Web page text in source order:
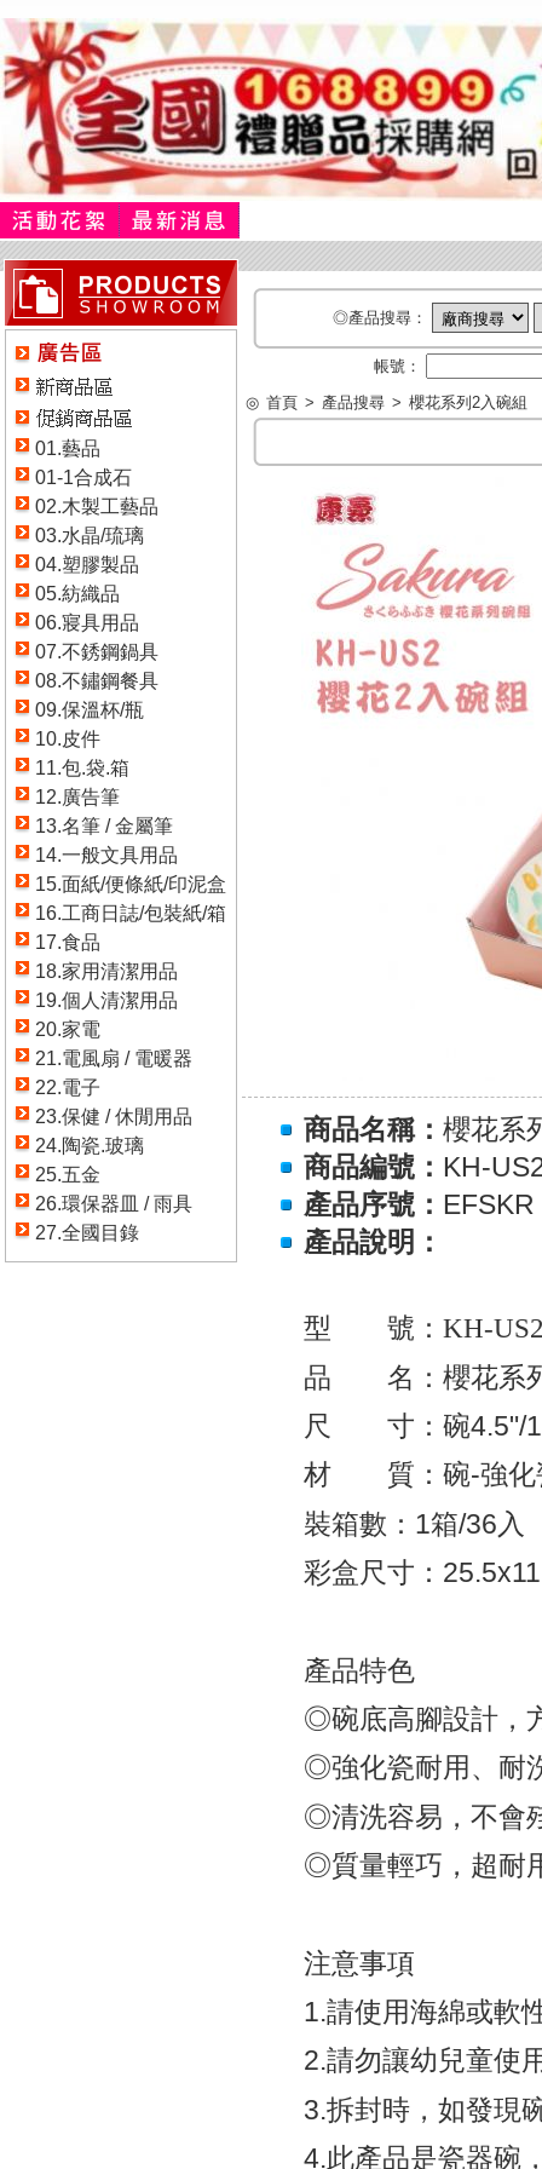
01.藝品
01-1合成石
02.木製工藝品
03.水晶/琉璃
04.塑膠製品
05.紡織品
06.寢具用品
07.不銹鋼鍋具
08.不鏽鋼餐具
09.保溫杯/瓶
10.皮件
11.包.袋.箱
12.廣告筆
13.名筆 / 金屬筆
14.一般文具用品
15.面紙/便條紙/印泥盒
16.工商日誌/包裝紙/箱
17.食品
18.家用清潔用品
19.個人清潔用品
20.家電
21.電風扇 / 電暖器
22.電子
23.保健 / 休閒用品
24.陶瓷.玻璃
25.五金
26.環保器皿 / 雨具
27.全國目錄
◎產品搜尋：
帳號：
◎ 首頁 > 產品搜尋 > 櫻花系列2入碗組
商品名稱： 櫻花系
商品編號： KH-
產品序號： EFSKR
產品說明：
型 號：KH-
品 名：櫻花系
尺 寸：碗4.5"/
材 質：碗-強化
裝箱數： 1箱/36入
彩盒尺寸：
產品特色
◎碗底高腳設計，
◎強化瓷耐用、耐
◎清洗容易，不會
◎質量輕巧，超耐
注意事項
1.請使用海綿或軟
2.請勿讓幼兒童使
3.拆封時，如發現
4.此產品是瓷器碗